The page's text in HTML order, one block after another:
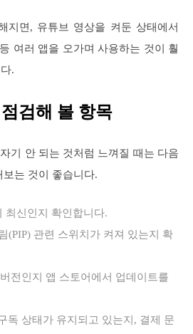
지면, 유튜브 영상을 켜둔 상태에서
여러 앱을 오가며 사용하는 것이 훨
.
검해 볼 항목
기 안 되는 것처럼 느껴질 때는 다음
는 것이 좋습니다.
최신인지 확인합니다.
(PIP) 관련 스위치가 켜져 있는지 확
전인지 앱 스토어에서 업데이트를
독 상태가 유지되고 있는지, 결제 문